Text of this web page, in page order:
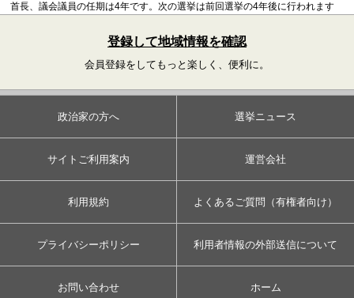
首長、議会議員の任期は4年です。 次の選挙は前回選挙の4年後に行われます
登録して地域情報を確認
会員登録をしてもっと楽しく、便利に。
政治家の方へ 選挙ニュース
サイトご利用案内 運営会社
利用規約 よくあるご質問（有権者向け）
プライバシーポリシー 利用者情報の外部送信について
お問い合わせ ホーム